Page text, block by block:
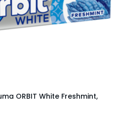
ORBIT White Freshmint,